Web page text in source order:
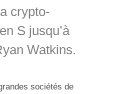
crypto-
S jusqu’à
Watkins.
sociétés de